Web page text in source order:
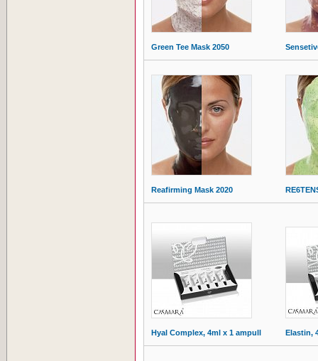
Green Tee Mask 2050
Reafirming Mask 2020
Hyal Complex, 4ml x 1 ampull Elastin,